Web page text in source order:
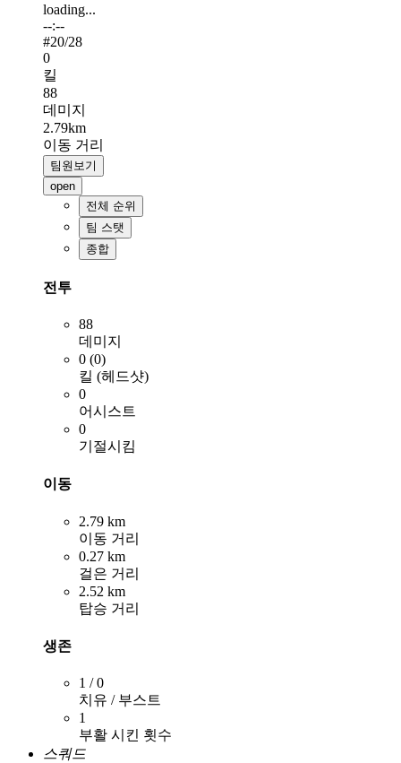
loading...
--:--
#20/28
0
킬
88
데미지
2.79km
이동 거리
팀원보기
open
전체 순위
팀 스탯
종합
전투
88
데미지
0 (0)
킬 (헤드샷)
0
어시스트
0
기절시킴
이동
2.79 km
이동 거리
0.27 km
걸은 거리
2.52 km
탑승 거리
생존
1 / 0
치유 / 부스트
1
부활 시킨 횟수
스쿼드